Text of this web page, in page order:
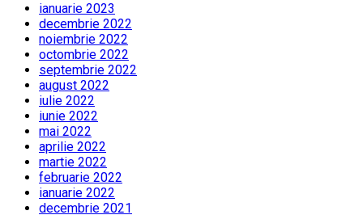
ianuarie 2023
decembrie 2022
noiembrie 2022
octombrie 2022
septembrie 2022
august 2022
iulie 2022
iunie 2022
mai 2022
aprilie 2022
martie 2022
februarie 2022
ianuarie 2022
decembrie 2021